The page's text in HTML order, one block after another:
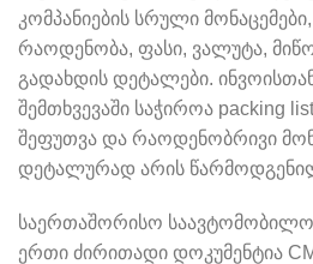
კომპანიების სრული
რაოდენობა, ფასი, ვალუტა,
გადახდის დეტალები.
შემთხვევაში საჭიროა packing
შეფუთვა და რაოდენობრივი
დეტალურად არის
საერთაშორისო საავტომობილო
ერთი ძირითადი დოკუმენტია